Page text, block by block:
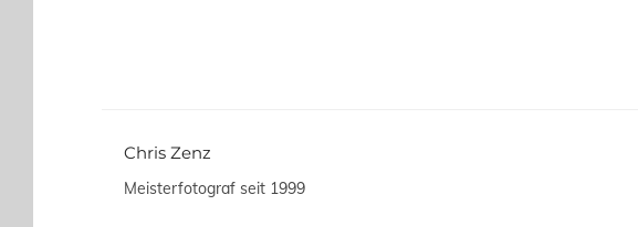
Chris Zenz
Meisterfotograf seit 1999